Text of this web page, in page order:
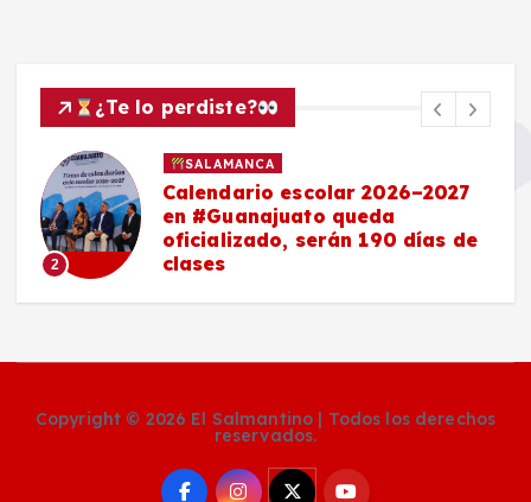
¿Te lo perdiste?
2
SALAMANCA
Calendario escolar 2026–2027
en #Guanajuato queda
oficializado, serán 190 días de
clases
Copyright © 2026 El Salmantino | Todos los derechos
reservados.